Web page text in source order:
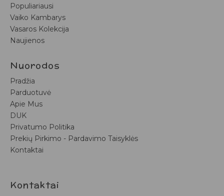
Populiariausi
Vaiko Kambarys
Vasaros Kolekcija
Naujienos
Nuorodos
Pradžia
Parduotuvė
Apie Mus
DUK
Privatumo Politika
Prekių Pirkimo - Pardavimo Taisyklės
Kontaktai
Kontaktai